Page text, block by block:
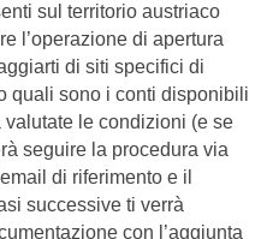
sul territorio austriaco
l’operazione di apertura
di siti specifici di
quali sono i conti disponibili
le condizioni (e se
seguire la procedura via
di riferimento e il
successive ti verrà
con l’aggiunta